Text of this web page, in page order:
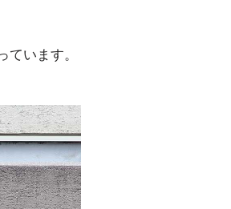
います。